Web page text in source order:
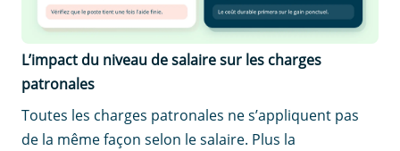
L’impact du niveau de salaire sur les charges
patronales
Toutes les charges patronales ne s’appliquent pas
de la même façon selon le salaire. Plus la